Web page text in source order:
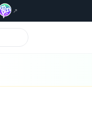
↗